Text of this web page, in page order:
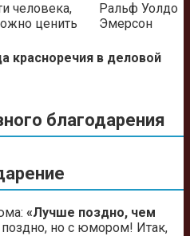
человека,
ценить
Ральф Уолдо
Эмерсон
красноречия в деловой
благодарения
«Лучше поздно, чем
но с юмором! Итак,